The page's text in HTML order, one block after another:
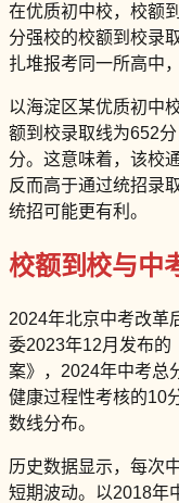
在优质初中校，校额
分强校的校额到校录
扎堆报考同一所高中
以海淀区某优质初中
额到校录取线为652
分。这意味着，该校
反而高于通过统招录
统招可能更有利。
校额到校与中
2024年北京中考改革
委2023年12月发布的
案》，2024年中考总
健康过程性考核的10
数线分布。
历史数据显示，每次
短期波动。以2018年